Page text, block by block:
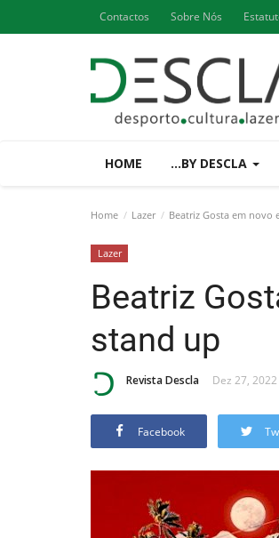
Contactos Sobre Nós
HOME ...BY DESCLA
Home Lazer Beatriz Gosta em novo
Lazer
Beatriz
stand up
Revista Descla Dez 27,
Facebook